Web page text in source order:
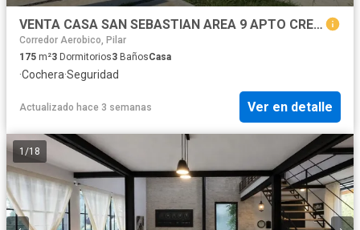
VENTA CASA SAN SEBASTIAN AREA 9 APTO CREDITO
Corredor Aerobico, Pilar
175 m²3 Dormitorios3 BañosCasa
·Cochera·Seguridad
Actualizado hace 3 semanas Ver en detalle
1 /18